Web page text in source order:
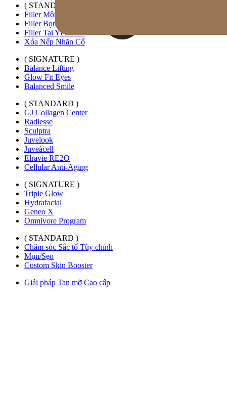
( STANDARD )
Filler Môi Mở Rộng Ngang
Filler Bọng Mắt Tùy Chỉnh
Filler Tai Yêu Tinh
Xóa Nếp Nhăn Cổ
( SIGNATURE )
Balance Lifting
Glow Fit Eyes
Balanced Smile
( STANDARD )
GJ Collagen Center
Radiesse
Sculptra
Juvelook
Juveàcell
Elravie RE2O
Cellular Anti-Aging
( SIGNATURE )
Triple Glow
Hydrafacial
Geneo X
Omnivore Program
( STANDARD )
Chăm sóc Sắc tố Tùy chỉnh
Mụn/Sẹo
Custom Skin Booster
Giải pháp Tan mỡ Cao cấp